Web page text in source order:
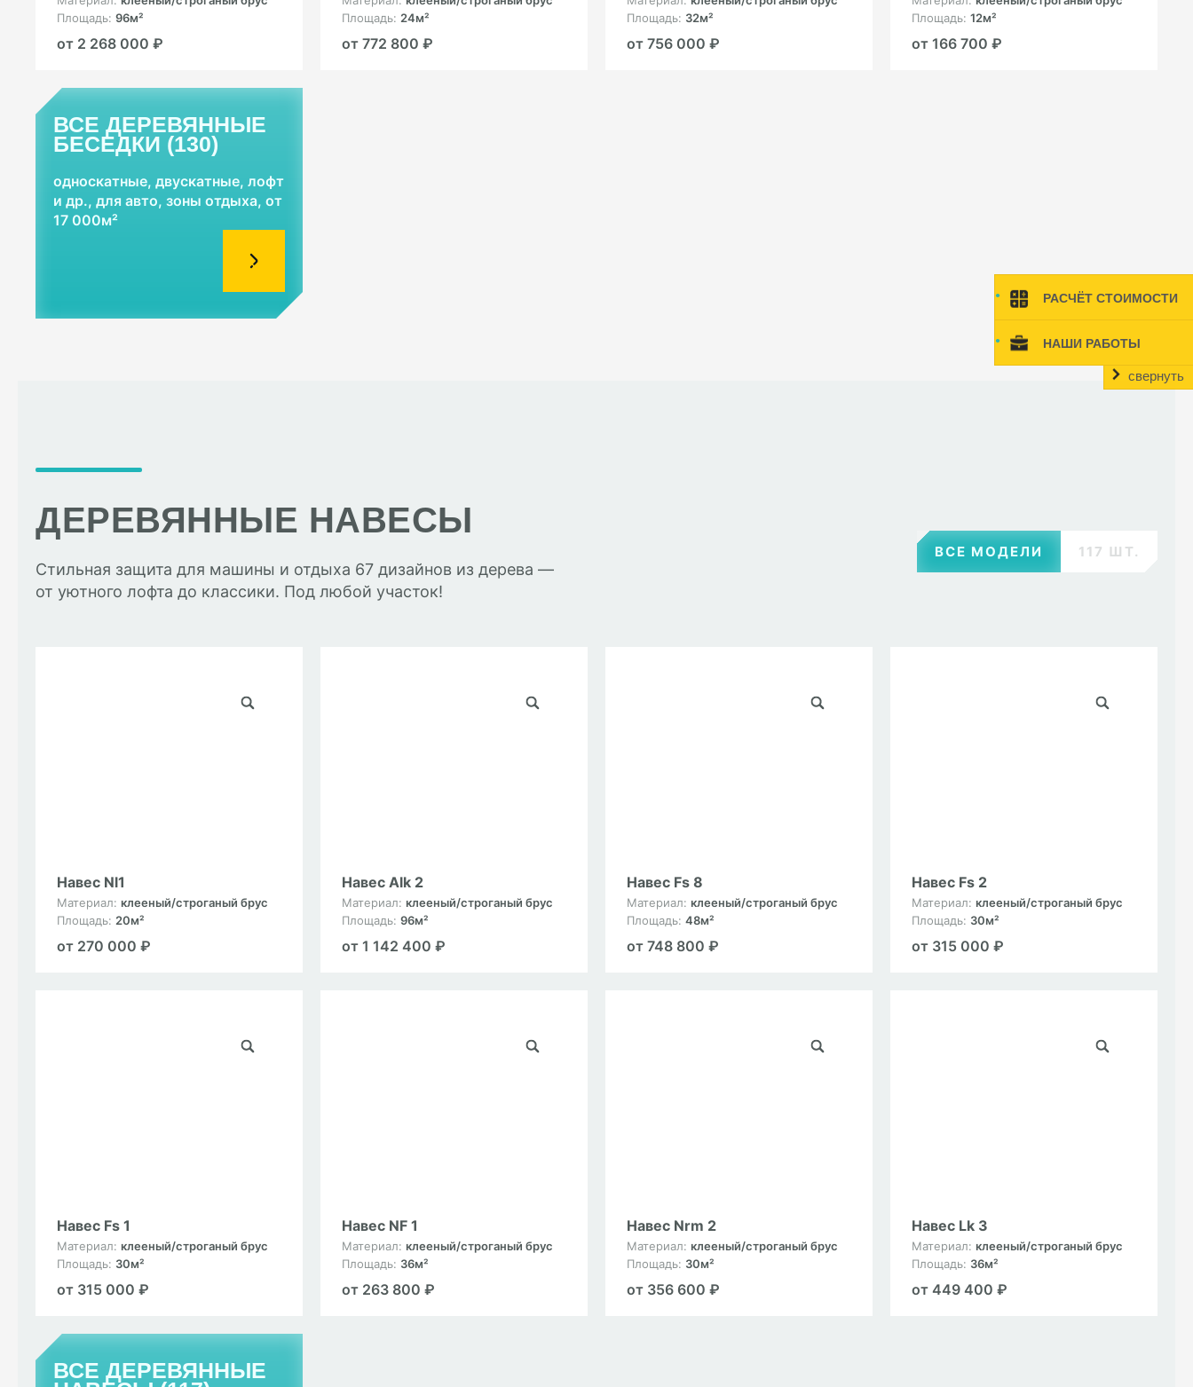
РАСЧЁТ СТОИМОСТИ
НАШИ РАБОТЫ
свернуть
Площадь: 96м²
от 2 268 000 ₽
Площадь: 24м²
от 772 800 ₽
Площадь: 32м²
от 756 000 ₽
Площадь: 12м²
от 166 700 ₽
ВСЕ ДЕРЕВЯННЫЕ
БЕСЕДКИ (130)
односкатные, двускатные, лофт
и др., для авто, зоны отдыха, от
17 000м²
ДЕРЕВЯННЫЕ НАВЕСЫ
Стильная защита для машины и отдыха 67 дизайнов из дерева —
от уютного лофта до классики. Под любой участок!
ВСЕ МОДЕЛИ 117 ШТ.
Навес Nl1
Материал: клееный/строганый брус
Площадь: 20м²
от 270 000 ₽
Навес Alk 2
Материал: клееный/строганый брус
Площадь: 96м²
от 1 142 400 ₽
Навес Fs 8
Материал: клееный/строганый брус
Площадь: 48м²
от 748 800 ₽
Навес Fs 2
Материал: клееный/строганый брус
Площадь: 30м²
от 315 000 ₽
Навес Fs 1
Материал: клееный/строганый брус
Площадь: 30м²
от 315 000 ₽
Навес NF 1
Материал: клееный/строганый брус
Площадь: 36м²
от 263 800 ₽
Навес Nrm 2
Материал: клееный/строганый брус
Площадь: 30м²
от 356 600 ₽
Навес Lk 3
Материал: клееный/строганый брус
Площадь: 36м²
от 449 400 ₽
ВСЕ ДЕРЕВЯННЫЕ